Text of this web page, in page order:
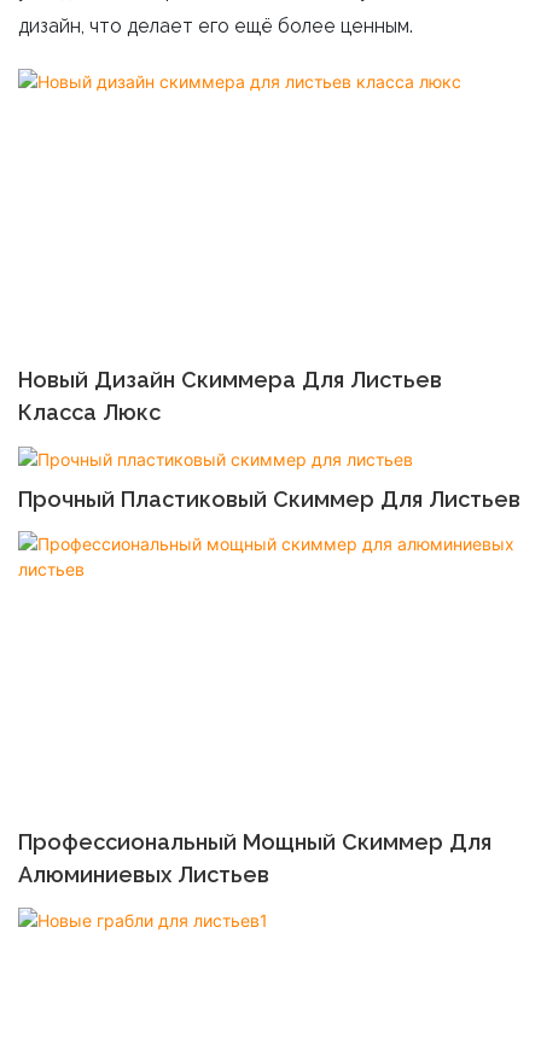
дизайн, что делает его ещё более ценным.
Новый Дизайн Скиммера Для Листьев
Класса Люкс
Прочный Пластиковый Скиммер Для Листьев
Профессиональный Мощный Скиммер Для
Алюминиевых Листьев